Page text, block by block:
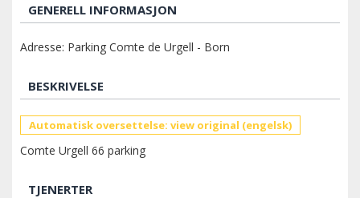
GENERELL INFORMASJON
Adresse: Parking Comte de Urgell - Born
BESKRIVELSE
Automatisk oversettelse: view original (engelsk)
Comte Urgell 66 parking
TJENERTER